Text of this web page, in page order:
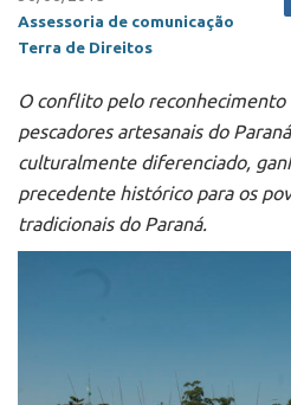
Assessoria de comunicação
Terra de Direitos
O conflito pelo reconhecimento
pescadores artesanais do
culturalmente diferenciado,
precedente histórico para os
tradicionais do Paraná.